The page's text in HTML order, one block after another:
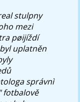
stulpny
mezi
pøijíždí
uplatněn
správnì
fotbalově